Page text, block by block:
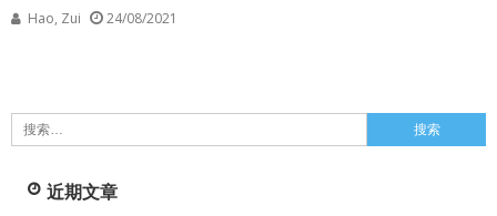
Hao, Zui 24/08/2021
搜
索：
近期文章